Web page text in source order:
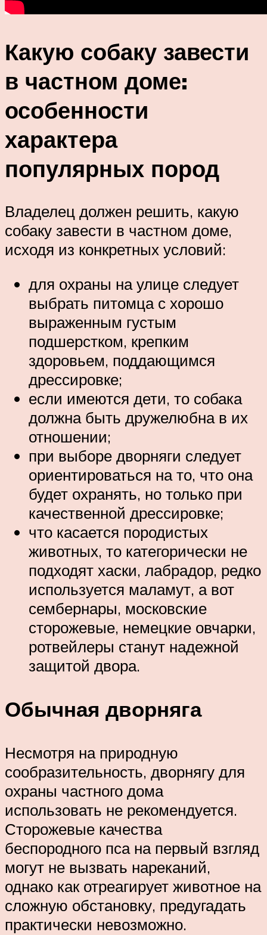
Какую собаку завести
в частном доме:
особенности
характера
популярных пород
Владелец должен решить, какую
собаку завести в частном доме,
исходя из конкретных условий:
для охраны на улице следует
выбрать питомца с хорошо
выраженным густым
подшерстком, крепким
здоровьем, поддающимся
дрессировке;
если имеются дети, то собака
должна быть дружелюбна в их
отношении;
при выборе дворняги следует
ориентироваться на то, что она
будет охранять, но только при
качественной дрессировке;
что касается породистых
животных, то категорически не
подходят хаски, лабрадор, редко
используется маламут, а вот
сембернары, московские
сторожевые, немецкие овчарки,
ротвейлеры станут надежной
защитой двора.
Обычная дворняга
Несмотря на природную
сообразительность, дворнягу для
охраны частного дома
использовать не рекомендуется.
Сторожевые качества
беспородного пса на первый взгляд
могут не вызвать нареканий,
однако как отреагирует животное на
сложную обстановку, предугадать
практически невозможно.